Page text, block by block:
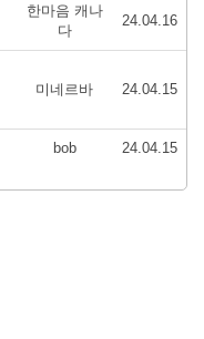
한마음 캐나
다
24.04.16
미네르바 24.04.15
bob 24.04.15